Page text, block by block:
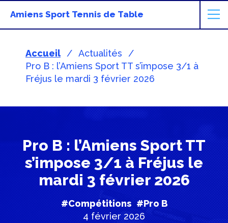
Amiens Sport Tennis de Table
Accueil
Actualités
Pro B : l’Amiens Sport TT s’impose 3/1 à
Fréjus le mardi 3 février 2026
Pro B : l’Amiens Sport TT
s’impose 3/1 à Fréjus le
mardi 3 février 2026
#Compétitions #Pro B
4 février 2026